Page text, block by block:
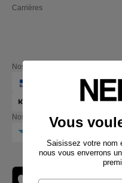
Carrières
Nos partenaires financiers
Nos transporteursVous
Saisissez votre nom
nous vous enverrons